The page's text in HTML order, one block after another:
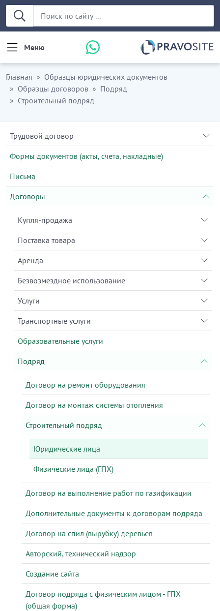
Меню
Главная
Образцы юридических документов
Образцы договоров
Подряд
Строительный подряд
Трудовой договор
Формы документов (акты, счета, накладные)
Письма
Договоры
Купля-продажа
Поставка товара
Аренда
Безвозмездное использование
Услуги
Транспортные услуги
Образовательные услуги
Подряд
Договор на ремонт оборудования
Договор на монтаж системы отопления
Строительный подряд
Юридические лица
Физические лица (ГПХ)
Договор на выполнение работ по газификации
Дополнительные документы к договорам подряда
Договор на спил (вырубку) деревьев
Авторский, технический надзор
Создание сайта
Договор подряда с физическим лицом - ГПХ
(общая форма)